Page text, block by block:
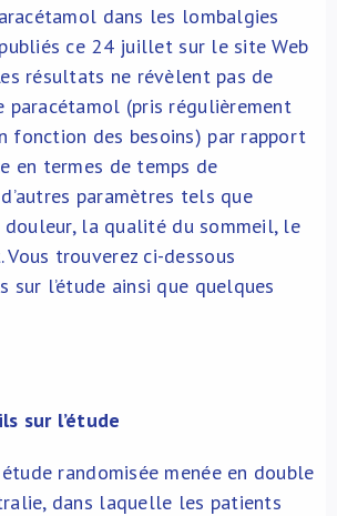
dans les lombalgies
ce 24 juillet sur le site Web
résultats ne révèlent pas de
paracétamol (pris régulièrement
fonction des besoins) par rapport
en termes de temps de
paramètres tels que
douleur, la qualité du sommeil, le
trouverez ci-dessous
sur l’étude ainsi que quelques
sur l’étude
étude randomisée menée en double
dans laquelle les patients